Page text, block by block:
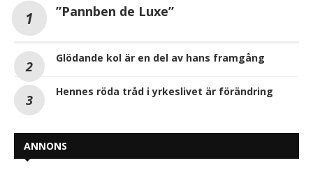
”Pannben de Luxe”
Glödande kol är en del av hans framgång
Hennes röda tråd i yrkeslivet är förändring
ANNONS